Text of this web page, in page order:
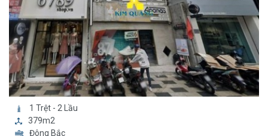
1 Trệt - 2 Lầu
379m2
Đông Bắc